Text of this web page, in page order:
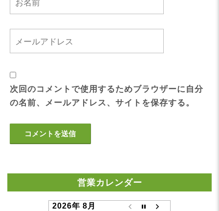
次回のコメントで使用するためブラウザーに自分
の名前、メールアドレス、サイトを保存する。
営業カレンダー
2026年 8月